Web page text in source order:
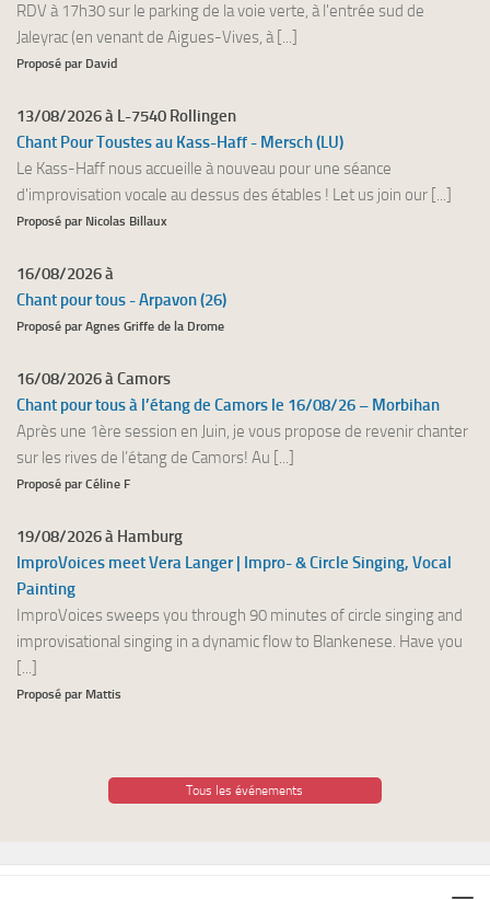
RDV à 17h30 sur le parking de la voie verte, à l'entrée sud de
Jaleyrac (en venant de Aigues-Vives, à [...]
Proposé par David
13/08/2026 à L-7540 Rollingen
Chant Pour Toustes au Kass-Haff - Mersch (LU)
Le Kass-Haff nous accueille à nouveau pour une séance
d'improvisation vocale au dessus des étables ! Let us join our [...]
Proposé par Nicolas Billaux
16/08/2026 à
Chant pour tous - Arpavon (26)
Proposé par Agnes Griffe de la Drome
16/08/2026 à Camors
Chant pour tous à l’étang de Camors le 16/08/26 – Morbihan
Après une 1ère session en Juin, je vous propose de revenir chanter
sur les rives de l’étang de Camors! Au [...]
Proposé par Céline F
19/08/2026 à Hamburg
ImproVoices meet Vera Langer | Impro- & Circle Singing, Vocal
Painting
ImproVoices sweeps you through 90 minutes of circle singing and
improvisational singing in a dynamic flow to Blankenese. Have you
[...]
Proposé par Mattis
Tous les événements